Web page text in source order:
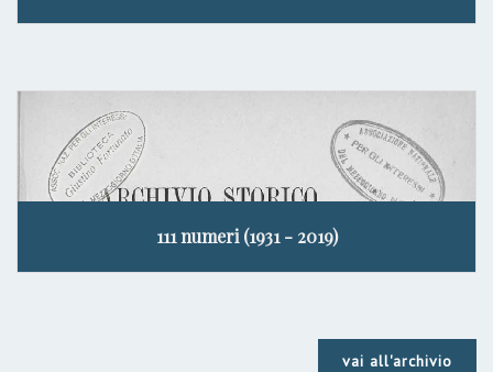
111 numeri (1931 - 2019)
vai all'archivio